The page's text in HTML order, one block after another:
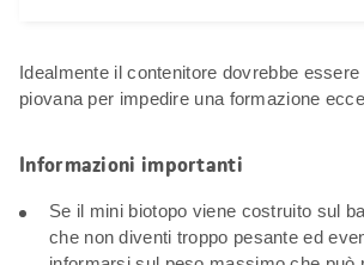
Idealmente il contenitore dovrebbe
piovana per impedire una formazione
Informazioni importanti
Se il mini biotopo viene costruito sul
che non diventi troppo pesante ed